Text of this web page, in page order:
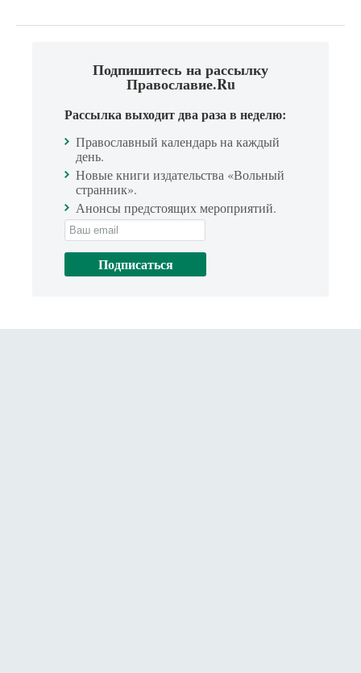
Подпишитесь на рассылку
Православие.Ru
Рассылка выходит два раза в неделю:
Православный календарь на каждый
день.
Новые книги издательства «Вольный
странник».
Анонсы предстоящих мероприятий.